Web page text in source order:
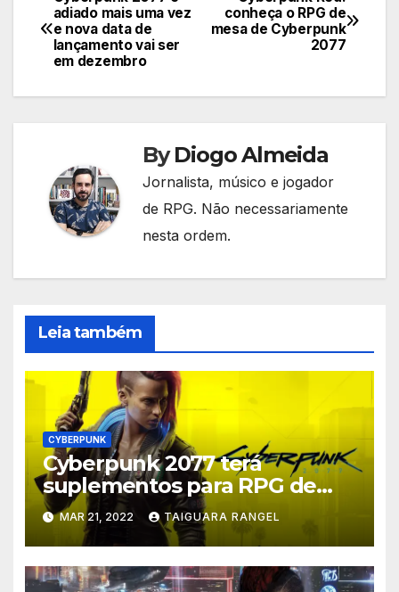
de
conheça o RPG de
mesa de Cyberpunk
2077
adiado mais uma vez
e nova data de
lançamento vai ser
em dezembro
ByDiogo Almeida
Jornalista, músico e jogador
de RPG. Não necessariamente
nesta ordem.
Leia também
CYBERPUNK
Cyberpunk 2077 terá
suplementos para RPG de
mesa
MAR 21, 2022 TAIGUARA RANGEL